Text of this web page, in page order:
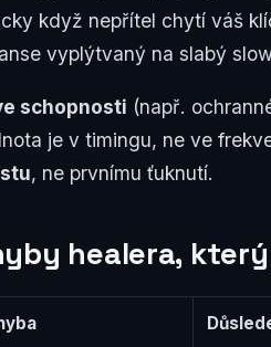
když nepřítel chytí váš
vyplýtvaný na slabý
schopnosti (např.
je v timingu, ne ve
, ne prvnímu ťuknutí.
healera,